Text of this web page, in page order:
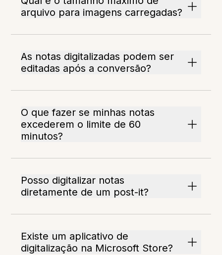
arquivo para imagens carregadas?
As notas digitalizadas podem ser
editadas após a conversão?
O que fazer se minhas notas
excederem o limite de 60
minutos?
Posso digitalizar notas
diretamente de um post-it?
Existe um aplicativo de
digitalização na Microsoft Store?